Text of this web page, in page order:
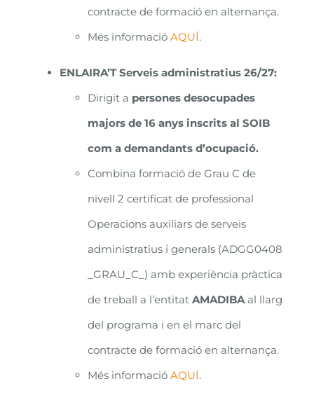
contracte de formació en alternança.
Més informació AQUÍ.
ENLAIRA’T Serveis administratius 26/27:
Dirigit a persones desocupades
majors de 16 anys inscrits al SOIB
com a demandants d’ocupació.
Combina formació de Grau C de
nivell 2 certificat de professional
Operacions auxiliars de serveis
administratius i generals (ADGG0408
_GRAU_C_) amb experiència pràctica
de treball a l’entitat AMADIBAal llarg
del programa i en el marc del
contracte de formació en alternança.
Més informació AQUÍ.